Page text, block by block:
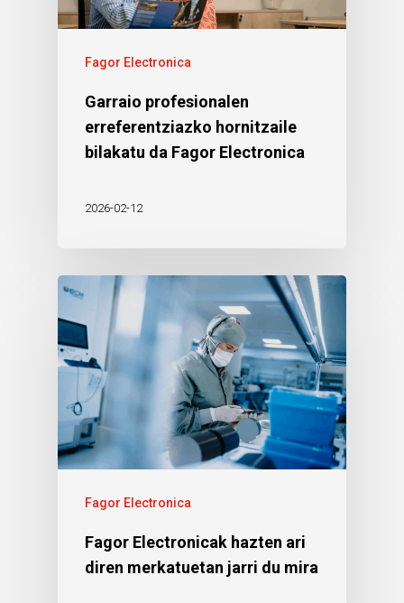
Fagor Electronica
Garraio profesionalen
erreferentziazko hornitzaile
bilakatu da Fagor Electronica
2026-02-12
Fagor Electronica
Fagor Electronicak hazten ari
diren merkatuetan jarri du mira